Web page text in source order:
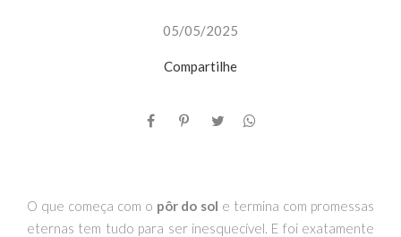
05/05/2025
Compartilhe
O que começa com o pôr do sol e termina com promessas
eternas tem tudo para ser inesquecível. E foi exatamente